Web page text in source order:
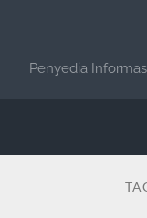
Penyedia